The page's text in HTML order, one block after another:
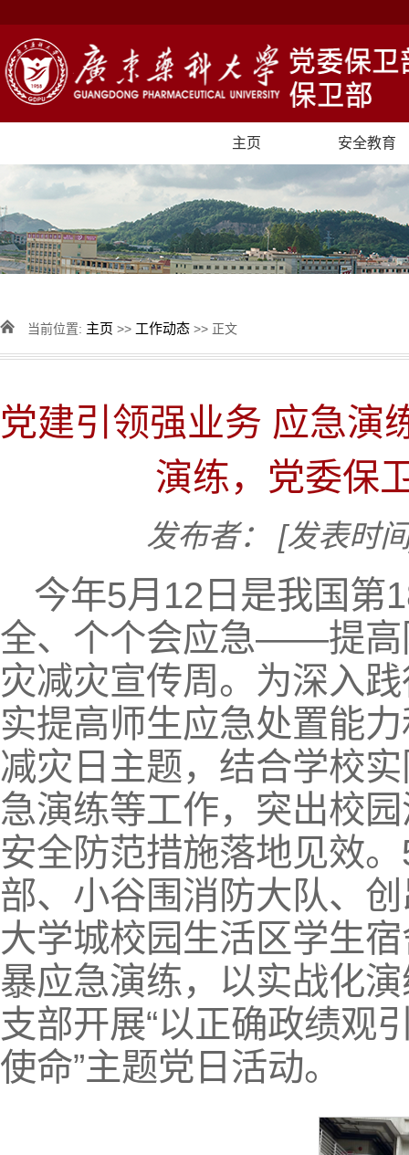
主页 安全教育
当前位置: 主页 >> 工作动态 >> 正文
党建引领强业务 应急
演练，党委保
发布者： [发表时
今年5月12日是我国第
全、个个会应急——提高
灾减灾宣传周。为深入
实提高师生应急处置能
减灾日主题，结合学校
急演练等工作，突出校
安全防范措施落地见效
部、小谷围消防大队、
大学城校园生活区学生
暴应急演练，以实战化
支部开展“以正确政绩观
使命”主题党日活动。